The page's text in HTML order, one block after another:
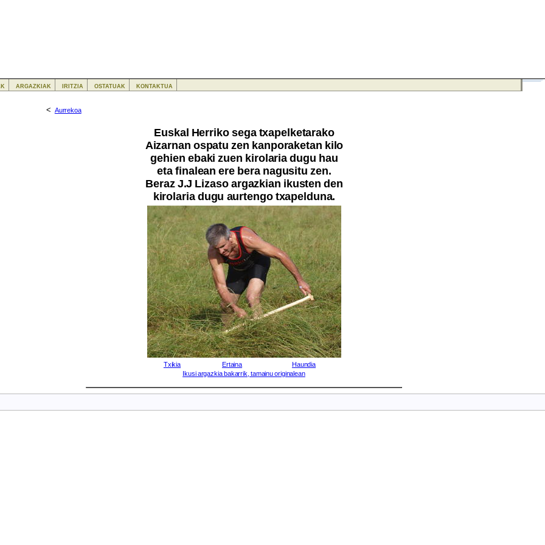
< Aurrekoa
Euskal Herriko sega txapelketarako
Aizarnan ospatu zen kanporaketan kilo
gehien ebaki zuen kirolaria dugu hau
eta finalean ere bera nagusitu zen.
Beraz J.J Lizaso argazkian ikusten den
kirolaria dugu aurtengo txapelduna.
Txikia Ertaina
Haundia
Ikusi argazkia bakarrik, tamainu originalean
argazkiak iritzia ostatuak kontaktua